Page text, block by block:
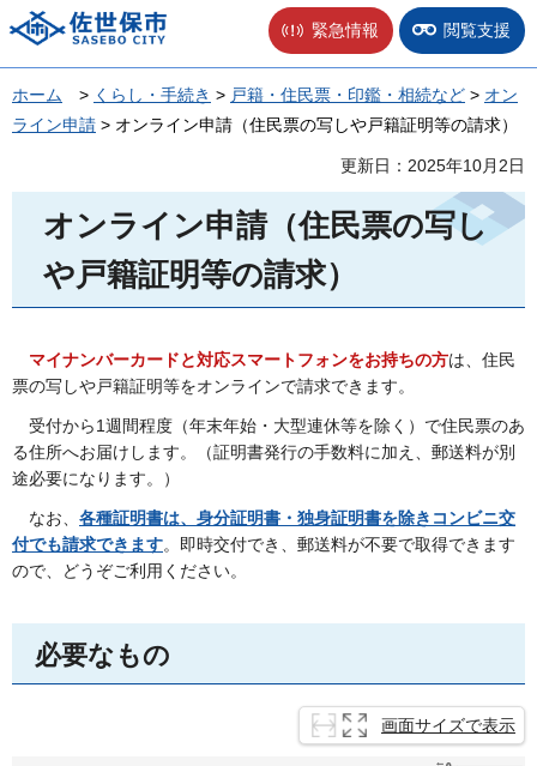
佐世保市 緊急情報 閲覧支援
ホーム > くらし・手続き > 戸籍・住民票・印鑑・相続など > オン
ライン申請 > オンライン申請（住民票の写しや戸籍証明等の請求）
更新日：2025年10月2日
オンライン申請（住民票の写し
や戸籍証明等の請求）
マイナンバーカードと対応スマートフォンをお持ちの方は、住民
票の写しや戸籍証明等をオンラインで請求できます。
受付から1週間程度（年末年始・大型連休等を除く）で住民票のあ
る住所へお届けします。（証明書発行の手数料に加え、郵送料が別
途必要になります。）
なお、 各種証明書は、身分証明書・独身証明書を除きコンビニ交
付でも請求できます。即時交付でき、郵送料が不要で取得できます
ので、どうぞご利用ください。
必要なもの
画面サイズで表示